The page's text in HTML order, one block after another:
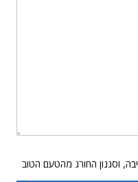
וסגנון החורג מהטעם הטוב